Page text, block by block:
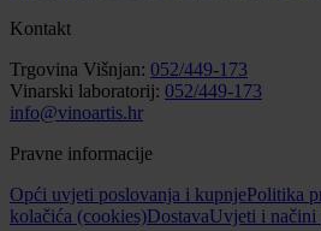
Kontakt
Trgovina Višnjan: 052/449-173
Vinarski laboratorij: 052/449-173
info@vinoartis.hr
Pravne informacije
Opći uvjeti poslovanja i kupnjePolitika
kolačića (cookies)DostavaUvjeti i načini